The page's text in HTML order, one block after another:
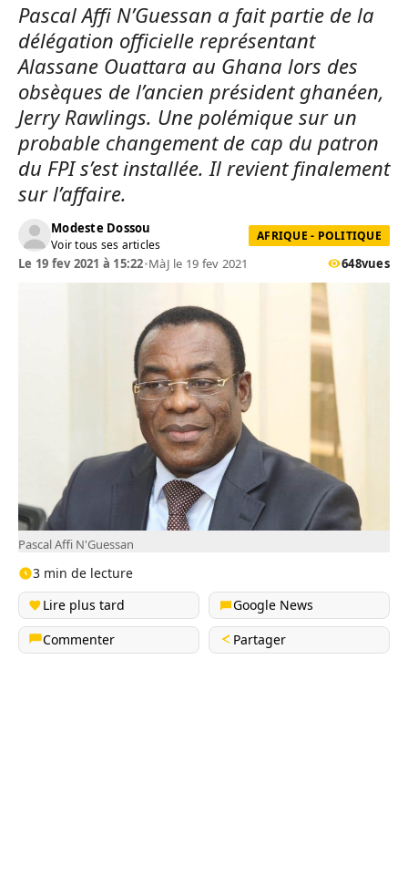
Pascal Affi N’Guessan a fait partie de la
délégation officielle représentant
Alassane Ouattara au Ghana lors des
obsèques de l’ancien président ghanéen,
Jerry Rawlings. Une polémique sur un
probable changement de cap du patron
du FPI s’est installée. Il revient finalement
sur l’affaire.
Modeste Dossou
Voir tous ses articles
AFRIQUE - POLITIQUE
Le 19 fev 2021 à 15:22•MàJ le 19 fev 2021 648vues
Pascal Affi N'Guessan
3 min de lecture
Lire plus tard
Google News
Commenter
Partager